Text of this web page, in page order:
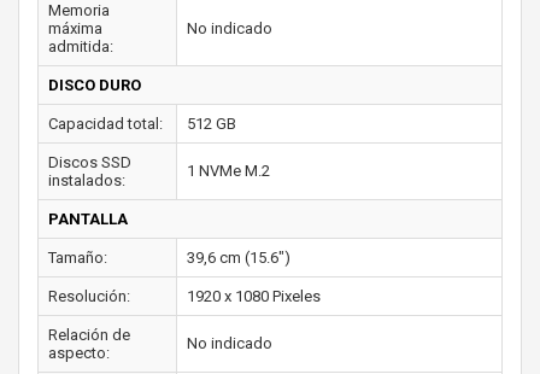
Memoria
máxima
admitida:
No indicado
DISCO DURO
Capacidad total: 512 GB
Discos SSD
instalados:
1 NVMe M.2
PANTALLA
Tamaño: 39,6 cm (15.6")
Resolución: 1920 x 1080 Pixeles
Relación de
aspecto:
No indicado